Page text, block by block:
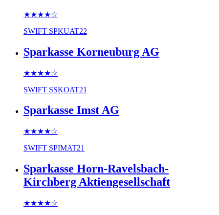
★★★★☆
SWIFT SPKUAT22
Sparkasse Korneuburg AG
★★★★☆
SWIFT SSKOAT21
Sparkasse Imst AG
★★★★☆
SWIFT SPIMAT21
Sparkasse Horn-Ravelsbach-
Kirchberg Aktiengesellschaft
★★★★☆